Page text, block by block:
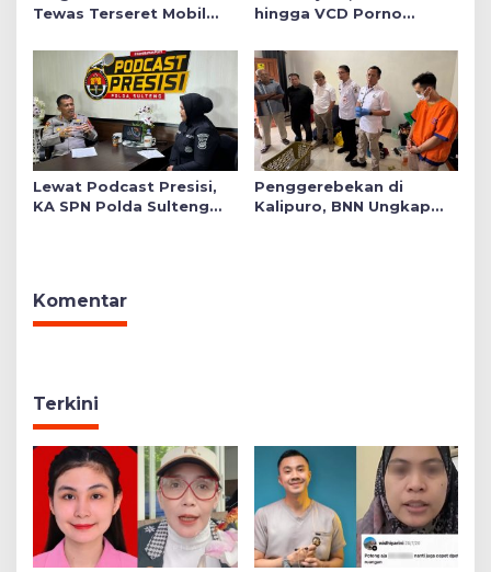
Tewas Terseret Mobil
hingga VCD Porno
Ruang Sekolah Swasta,
Ini Faktanya!
Lewat Podcast Presisi,
KA SPN Polda Sulteng
Penggerebekan di
Kalipuro, BNN Ungkap
Komentar
Terkini